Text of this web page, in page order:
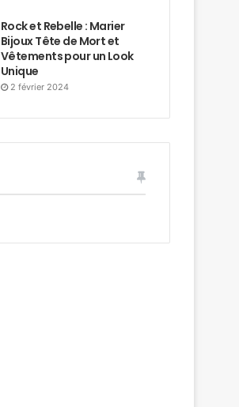
Rock et Rebelle : Marier
Bijoux Tête de Mort et
Vêtements pour un Look
Unique
2 février 2024